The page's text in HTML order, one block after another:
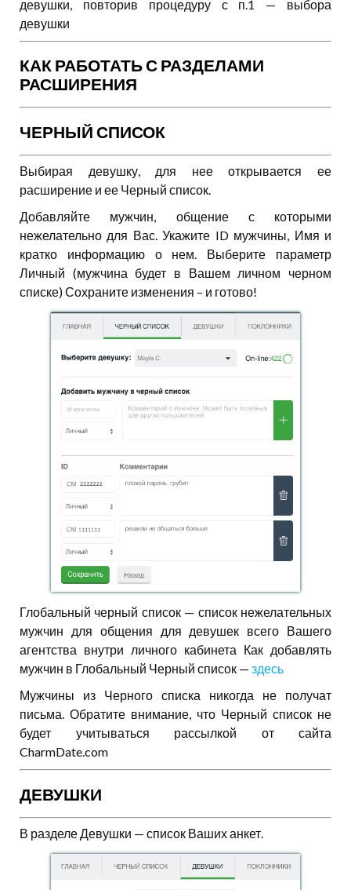
девушки, повторив процедуру с п.1 — выбора
девушки
КАК РАБОТАТЬ С РАЗДЕЛАМИ
РАСШИРЕНИЯ
ЧЕРНЫЙ СПИСОК
Выбирая девушку, для нее открывается ее
расширение и ее Черный список.
Добавляйте мужчин, общение с которыми
нежелательно для Вас. Укажите ID мужчины, Имя и
кратко информацию о нем. Выберите параметр
Личный (мужчина будет в Вашем личном черном
списке) Сохраните изменения – и готово!
Глобальный черный список — список нежелательных
мужчин для общения для девушек всего Вашего
агентства внутри личного кабинета Как добавлять
мужчин в Глобальный Черный список — здесь
Мужчины из Черного списка никогда не получат
письма. Обратите внимание, что Черный список не
будет учитываться рассылкой от сайта
CharmDate.com
ДЕВУШКИ
В разделе Девушки — список Ваших анкет.